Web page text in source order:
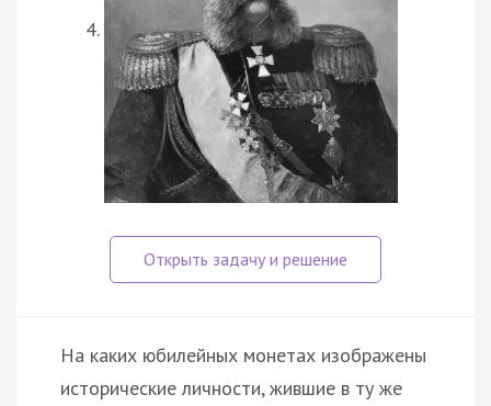
На каких юбилейных монетах изображены
исторические личности, жившие в ту же